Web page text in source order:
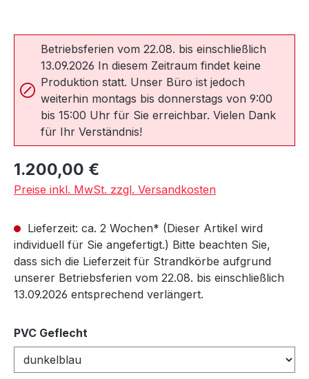
Betriebsferien vom 22.08. bis einschließlich
13.09.2026 In diesem Zeitraum findet keine
Produktion statt. Unser Büro ist jedoch
weiterhin montags bis donnerstags von 9:00
bis 15:00 Uhr für Sie erreichbar. Vielen Dank
für Ihr Verständnis!
Regulärer Preis:
1.200,00 €
Preise inkl. MwSt. zzgl. Versandkosten
Lieferzeit: ca. 2 Wochen* (Dieser Artikel wird
individuell für Sie angefertigt.) Bitte beachten Sie,
dass sich die Lieferzeit für Strandkörbe aufgrund
unserer Betriebsferien vom 22.08. bis einschließlich
13.09.2026 entsprechend verlängert.
PVC Geflecht